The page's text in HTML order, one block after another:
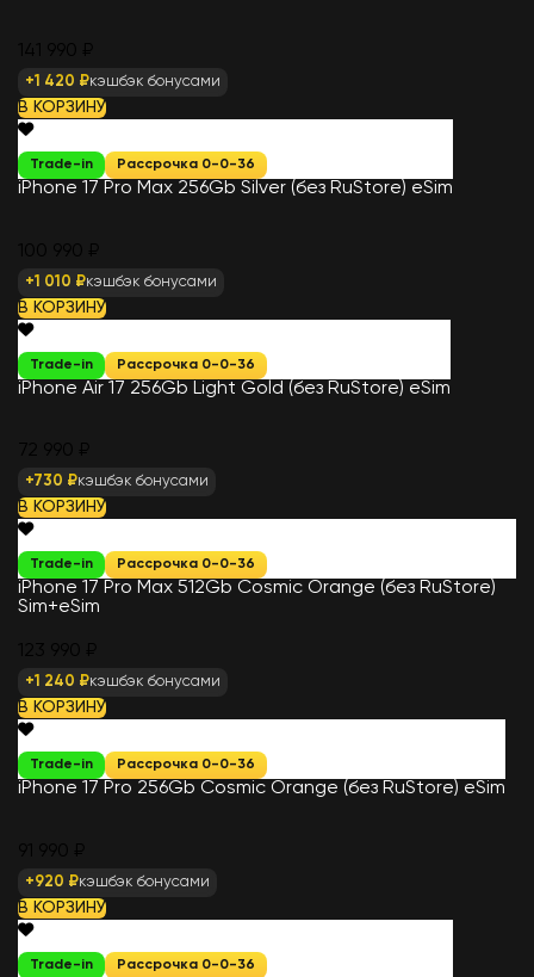
+1 420 ₽кэшбэк бонусами
В КОРЗИНУ
Trade-in Рассрочка 0-0-36
iPhone 17 Pro Max 256Gb Silver (без RuStore) eSim
+1 010 ₽кэшбэк бонусами
В КОРЗИНУ
Trade-in Рассрочка 0-0-36
iPhone Air 17 256Gb Light Gold (без RuStore) eSim
+730 ₽кэшбэк бонусами
В КОРЗИНУ
Trade-in Рассрочка 0-0-36
iPhone 17 Pro Max 512Gb Cosmic Orange (без RuStore)
Sim+eSim
+1 240 ₽кэшбэк бонусами
В КОРЗИНУ
Trade-in Рассрочка 0-0-36
iPhone 17 Pro 256Gb Cosmic Orange (без RuStore) eSim
+920 ₽кэшбэк бонусами
В КОРЗИНУ
Trade-in Рассрочка 0-0-36